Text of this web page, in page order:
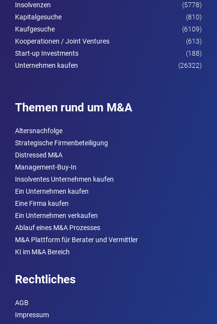
Insolvenzen
(5778)
Kapitalgesuche
(810)
Kaufgesuche
(6109)
Kooperationen / Joint Ventures
(613)
Start-up Investments
(188)
Unternehmen kaufen
(26322)
Themen rund um M&A
Altersnachfolge
Strategische Firmenbeteiligung
Distressed M&A
Management-Buy-In
Insolventes Unternehmen kaufen
Ein Unternehmen kaufen
Eine Firma kaufen
Ein Unternehmen verkaufen
Ablauf eines M&A Prozesses
M&A Plattform für Berater und Vermittler
KI im M&A Bereich
Rechtliches
AGB
Impressum